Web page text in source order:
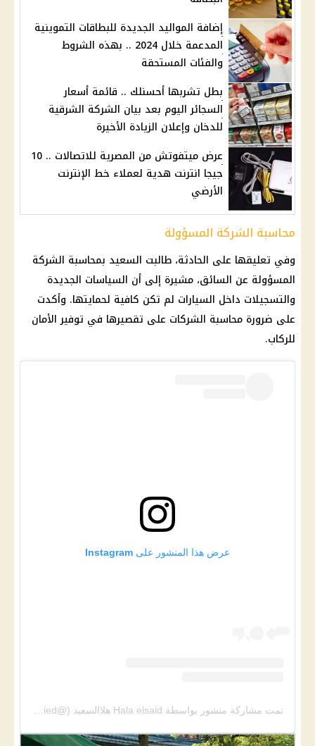
إضافة المواليد الجديدة للبطاقات التموينية
المدعمة خلال 2024 .. بهذه الشروط
والفئات المستحقة
بطل تشربها أحسنلك .. قائمة أسعار
السجائر اليوم بعد بيان الشركة الشرقية
للدخان وإعلان الزيادة الأخيرة
عرض ميتفوتش من المصرية للاتصالات .. 10
جيجا انترنت هدية لعملاء خط الإنترنت
الأرضي
محاسبة الشركة المسؤولة
وفي تعليقها على الحادثة، طالبت السعيد بمحاسبة الشركة
المسؤولة عن السائق، مشيرة إلى أن السياسات الجديدة
والتسجيلات داخل السيارات لم تكن كافية لحمايتها. وأكدت
على ضرورة محاسبة الشركات على تقصيرها في توفير الأمان
للركاب.
عرض هذا المنشور على Instagram
تمت مشاركة منشور بواسطة ‏‎Hala elsaid هلاالسعيد‎‏ (@‏‎hallaelsaied‎‏)